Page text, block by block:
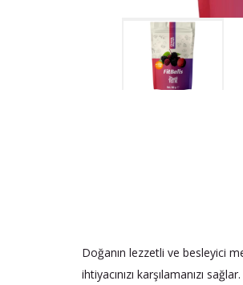
Doğanın lezzetli ve besleyici
ihtiyacınızı karşılamanızı